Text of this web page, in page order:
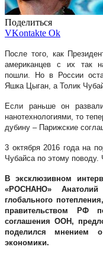
Поделиться
VKontakte Ok
После того, как
американцев с их так
пошли. Но в России
Яшка Цыган, а Толик
Если раньше он
нанотехнологиями, то
дубину – Парижские
3 октября 2016 года на
Чубайса по этому поводу.
В эксклюзивном
«РОСНАНО» Анатолий
глобального
правительством РФ
соглашения ООН,
поделился мнением
экономики.